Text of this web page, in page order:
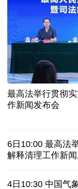
我国首个银行业
科创转型到全球
合肥"人工智能+"
宇树科技战略配
俄外交部说日本
被曝酒驾、盗窃
最高法举行贯彻
作新闻发布会
6日10:00 最高法
解释清理工作新
4日10:30 中国气